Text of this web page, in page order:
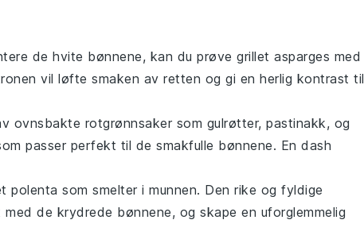
de hvite bønnene, kan du prøve grillet asparges med
vil løfte smaken av retten og gi en herlig kontrast til
ovnsbakte rotgrønnsaker som gulrøtter, pastinakk, og
passer perfekt til de smakfulle bønnene. En dash
polenta som smelter i munnen. Den rike og fyldige
de krydrede bønnene, og skape en uforglemmelig